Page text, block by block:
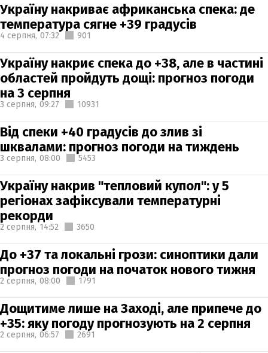
Україну накриває африканська спека: де
температура сягне +39 градусів
4 серпня, 07:32 901
Україну накриє спека до +38, але в частині
областей пройдуть дощі: прогноз погоди
на 3 серпня
3 серпня, 09:27 10931
Від спеки +40 градусів до злив зі
шквалами: прогноз погоди на тиждень
3 серпня, 08:00 5453
Україну накрив "тепловий купол": у 5
регіонах зафіксували температурні
рекорди
2 серпня, 14:52 3650
До +37 та локальні грози: синоптики дали
прогноз погоди на початок нового тижня
2 серпня, 08:00 1791
Дощитиме лише на Заході, але припече до
+35: яку погоду прогнозують на 2 серпня
2 серпня, 06:57 2691